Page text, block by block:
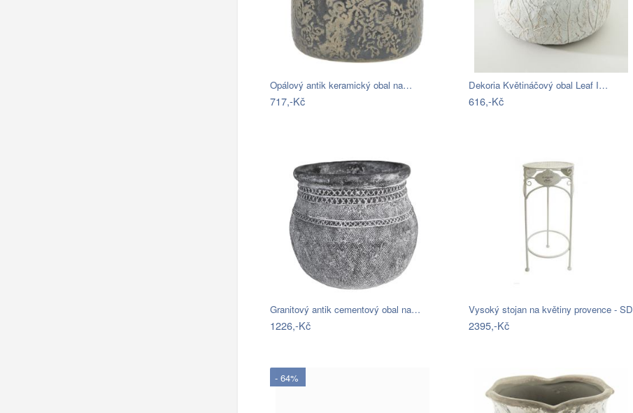
Opálový antik keramický obal na…
717,-Kč
Dekoria Květináčový obal Leaf I…
616,-Kč
Granitový antik cementový obal na…
1226,-Kč
Vysoký stojan na květiny provence - SD
2395,-Kč
- 64%